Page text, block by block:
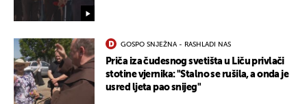
GOSPO SNJEŽNA - RASHLADI NAS
Priča iza čudesnog svetišta u Liču privlači
stotine vjernika: "Stalno se rušila, a onda je
usred ljeta pao snijeg"